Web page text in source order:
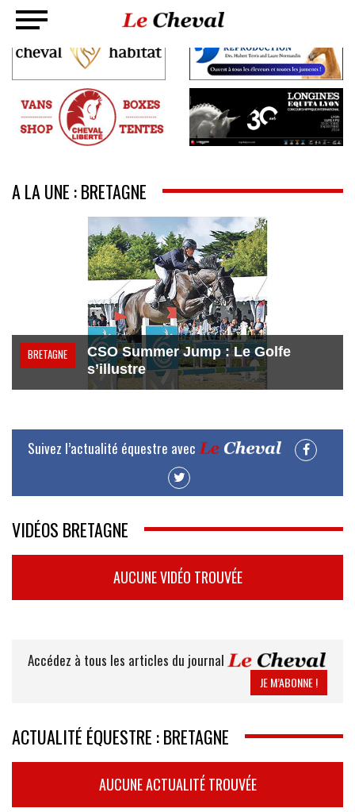
A LA UNE : BRETAGNE
BRETAGNE
CSO Summer Jump : Le Golfe
s’illustre
Suivez l’actualité équestre avec
VIDÉOS BRETAGNE
AUCUNE VIDÉO TROUVÉE
Accédez à tous les articles du journal
JE M’ABONNE !
ACTUALITÉ ÉQUESTRE : BRETAGNE
AUCUNE ACTUALITÉ TROUVÉE